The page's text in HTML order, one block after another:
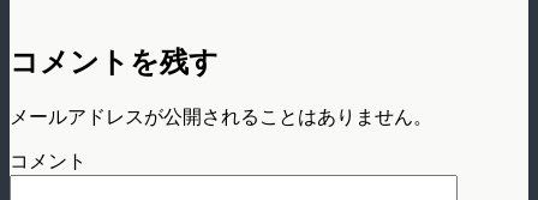
コメントを残す
メールアドレスが公開されることはありません。
コメント